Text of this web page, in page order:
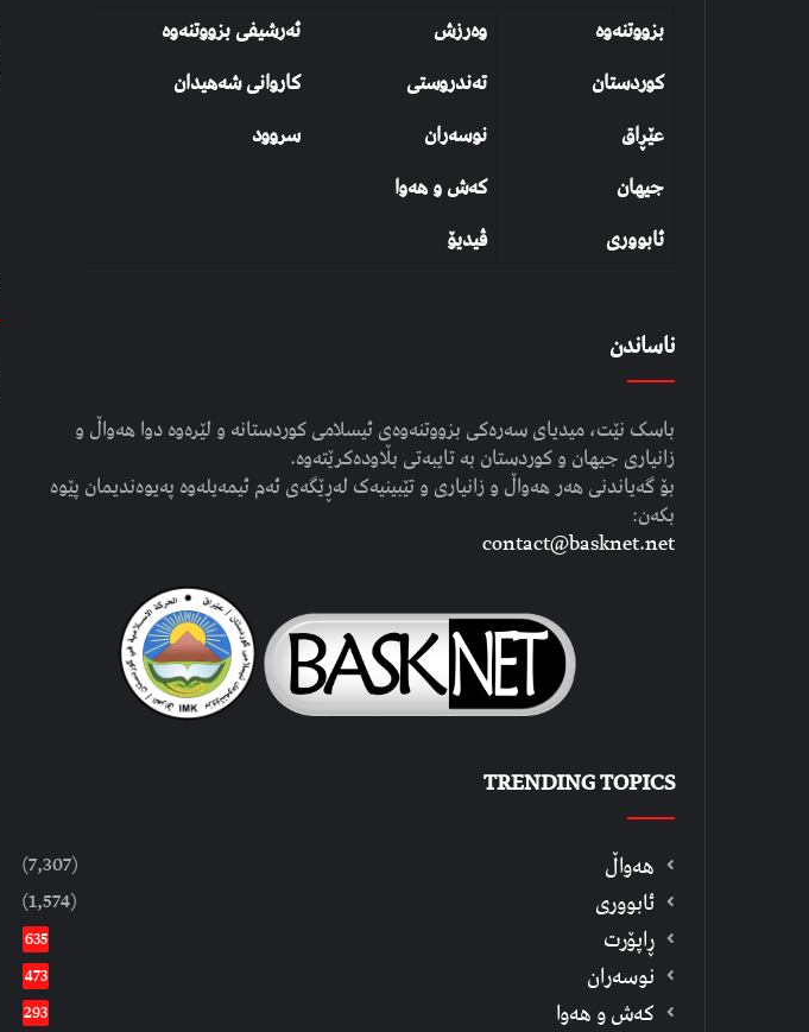
بزووتنەوە
کوردستان
عێڕاق
جیهان
ئابووری
وەرزش
تەندروستی
نوسەران
کەش و هەوا
ڤیدیۆ
ئەرشیفی بزووتنەوە
کاروانی شەهیدان
سروود
ناساندن
باسک نێت، میدیای سەرەکی بزووتنەوەی ئیسلامی کوردستانە و لێرەوە دوا هەواڵ و
زانیاری جیهان و کوردستان بە تایبەتی بڵاودەکرێتەوە.
بۆ گەیاندنی هەر هەواڵ و زانیاری و تێبینیەک لەڕێگەی ئەم ئیمەیلەوە پەیوەندیمان پێوە
بکەن:
contact@basknet.net
TRENDING TOPICS
هەواڵ (7,307)
ئابووری (1,574)
ڕاپۆرت 635
نوسەران 473
كەش و هەوا 293